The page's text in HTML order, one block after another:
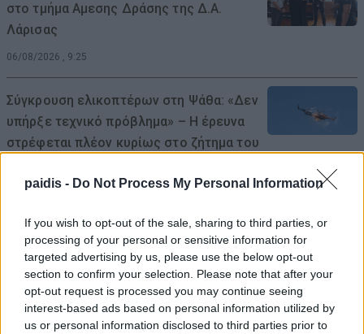
paidis - Do Not Process My Personal Information
If you wish to opt-out of the sale, sharing to third parties, or
processing of your personal or sensitive information for
targeted advertising by us, please use the below opt-out
section to confirm your selection. Please note that after your
opt-out request is processed you may continue seeing
interest-based ads based on personal information utilized by
us or personal information disclosed to third parties prior to
στο τμήμα Αμεσης Δράσης της Δ.Α.
Λάρισας
06/08/2026 , 9:25
Σύγκρουση ελικοπτέρων στη Ψάθα: «Δεν
υπήρξε τεχνικό πρόβλημα» – Η έρευνα
στρέφεται πλέον κυρίως στο ζήτημα του
06/08/2026 , 8:32
Δείτε εδώ όλα τα νέα